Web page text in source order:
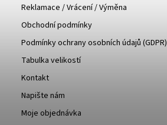
Reklamace / Vrácení / Výměna
Obchodní podmínky
Podmínky ochrany osobních údajů (GDPR)
Tabulka velikostí
Kontakt
Napište nám
Moje objednávka